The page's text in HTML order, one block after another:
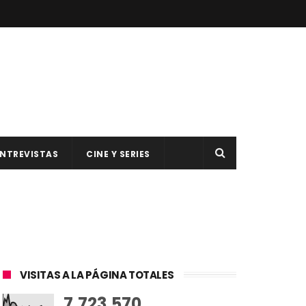
CINE Y SERIES
VISITAS A LA PÁGINA TOTALES